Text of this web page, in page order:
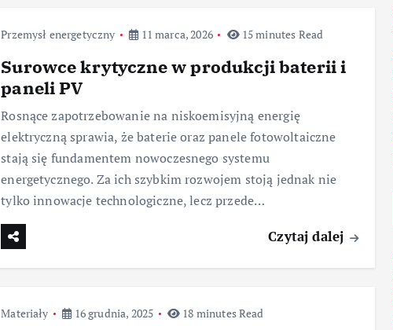
Przemysł energetyczny 11 marca, 2026 15 minutes Read
Surowce krytyczne w produkcji baterii i
paneli PV
Rosnące zapotrzebowanie na niskoemisyjną energię
elektryczną sprawia, że baterie oraz panele fotowoltaiczne
stają się fundamentem nowoczesnego systemu
energetycznego. Za ich szybkim rozwojem stoją jednak nie
tylko innowacje technologiczne, lecz przede…
Czytaj dalej
Materiały 16 grudnia, 2025 18 minutes Read